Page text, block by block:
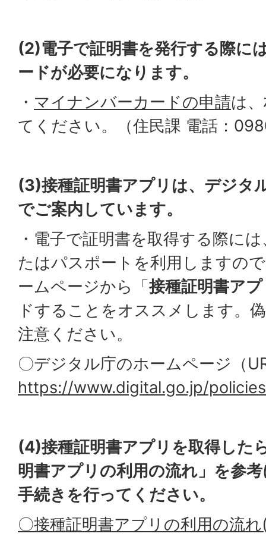
(2)電子で証明書を発行する際に
ードが必要になります。
・ マイナンバーカードの申請は
てください。（住民課 電話：
(3)接種証明書アプリは、デジタ
でご案内しています。
・電子で証明書を取得する際に
たはパスポートを利用しますの
ームページから「接種証明書ア
ドすることをオススメします。
注意ください。
〇デジタル庁のホームページ（
https://www.digital.go.jp/
(4)接種証明書アプリを取得した
明書アプリの利用の流れ」を参
手続きを行ってください。
〇接種証明書アプリの利用の流